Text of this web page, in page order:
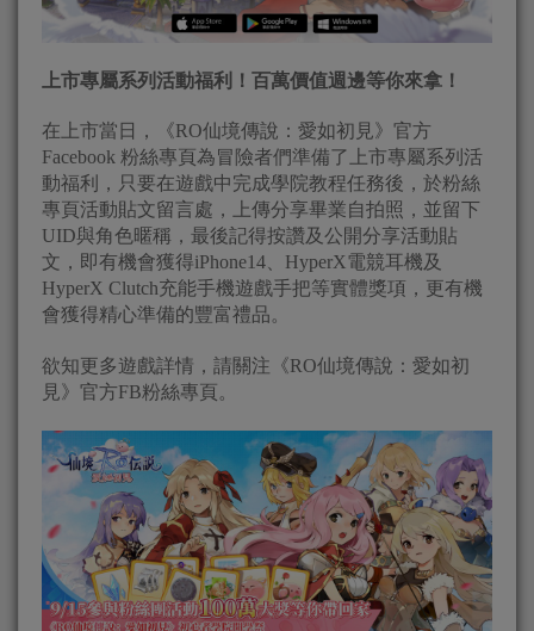
上市專屬系列活動福利！百萬價值週邊等你來拿！
在上市當日，《RO仙境傳說：愛如初見》官方
Facebook 粉絲專頁為冒險者們準備了上市專屬系列活
動福利，只要在遊戲中完成學院教程任務後，於粉絲
專頁活動貼文留言處，上傳分享畢業自拍照，並留下
UID與角色暱稱，最後記得按讚及公開分享活動貼
文，即有機會獲得iPhone14、HyperX電競耳機及
HyperX Clutch充能手機遊戲手把等實體獎項，更有機
會獲得精心準備的豐富禮品。
欲知更多遊戲詳情，請關注《RO仙境傳說：愛如初
見》官方FB粉絲專頁。